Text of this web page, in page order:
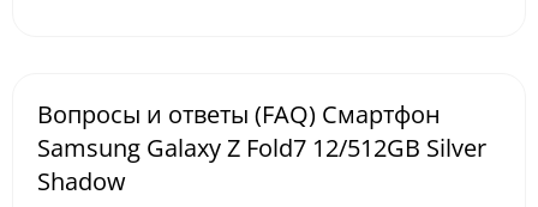
Вопросы и ответы (FAQ) Смартфон
Samsung Galaxy Z Fold7 12/512GB Silver
Shadow